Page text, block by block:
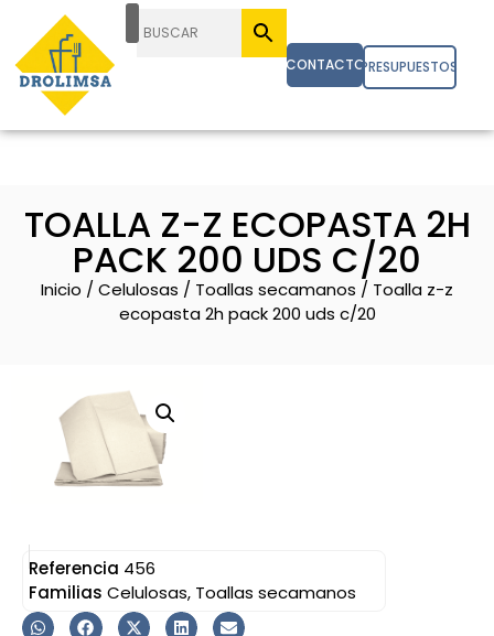
CONTACTOPRESUPUESTOS
TOALLA Z-Z ECOPASTA 2H
PACK 200 UDS C/20
Inicio / Celulosas / Toallas secamanos / Toalla z-z
ecopasta 2h pack 200 uds c/20
Referencia 456
Familias Celulosas, Toallas secamanos